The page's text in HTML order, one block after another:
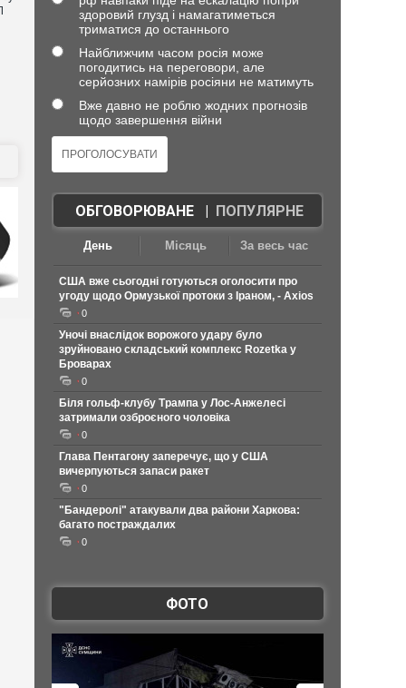
здоровий глузд і намагатиметься
триматися до останнього
Найближчим часом росія може
погодитись на переговори, але
серйозних намірів росіяни не матимуть
Вже давно не роблю жодних прогнозів
щодо завершення війни
ОБГОВОРЮВАНЕ| ПОПУЛЯРНЕ
День Місяць За весь час
США вже сьогодні готуються оголосити про
угоду щодо Ормузької протоки з Іраном, - Axios
0
Уночі внаслідок ворожого удару було
зруйновано складський комплекс Rozetka у
Броварах
0
Біля гольф-клубу Трампа у Лос-Анжелесі
затримали озброєного чоловіка
0
Глава Пентагону заперечує, що у США
вичерпуються запаси ракет
0
"Бандеролі" атакували два райони Харкова:
багато постраждалих
0
ФОТО